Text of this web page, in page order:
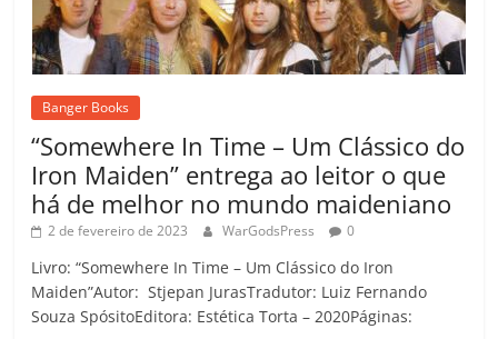
Banger Books
“Somewhere In Time – Um Clássico do
Iron Maiden” entrega ao leitor o que
há de melhor no mundo maideniano
2 de fevereiro de 2023 WarGodsPress 0
Livro: “Somewhere In Time – Um Clássico do Iron
Maiden”Autor: Stjepan JurasTradutor: Luiz Fernando
Souza SpósitoEditora: Estética Torta – 2020Páginas: